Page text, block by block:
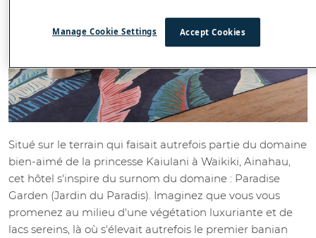
Situé sur le terrain qui faisait autrefois partie du domaine
bien-aimé de la princesse Kaiulani à Waikiki, Ainahau,
cet hôtel s'inspire du surnom du domaine : Paradise
Garden (Jardin du Paradis). Imaginez que vous vous
promenez au milieu d'une végétation luxuriante et de
lacs sereins, là où s'élevait autrefois le premier banian
Accept Cookies
Manage Cookie Settings